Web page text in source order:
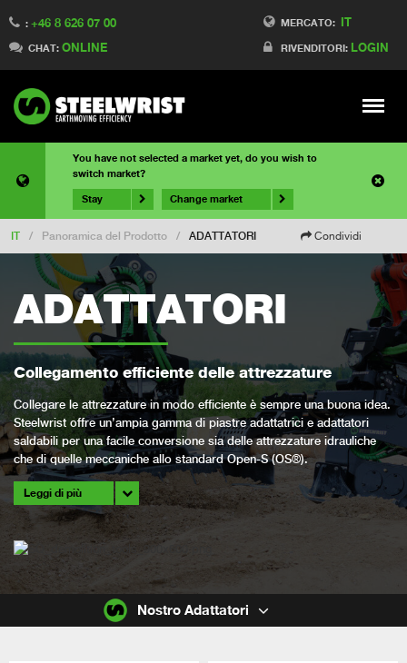
MERCATO: IT
RIVENDITORI: LOGIN
: +46 8 626 07 00
CHAT: ONLINE
Meny
You have not selected a market yet, do you wish to
switch market?
Stay Change market
IT / Panoramica del Prodotto / ADATTATORI Condividi
ADATTATORI
Collegamento efficiente delle attrezzature
Collegare le attrezzature in modo efficiente è sempre una buona idea.
Steelwrist offre un’ampia gamma di piastre adattatrici e adattatori
saldabili per una facile conversione sia delle attrezzature idrauliche
che di quelle meccaniche allo standard Open-S (OS®).
Leggi di più
Nostro Adattatori